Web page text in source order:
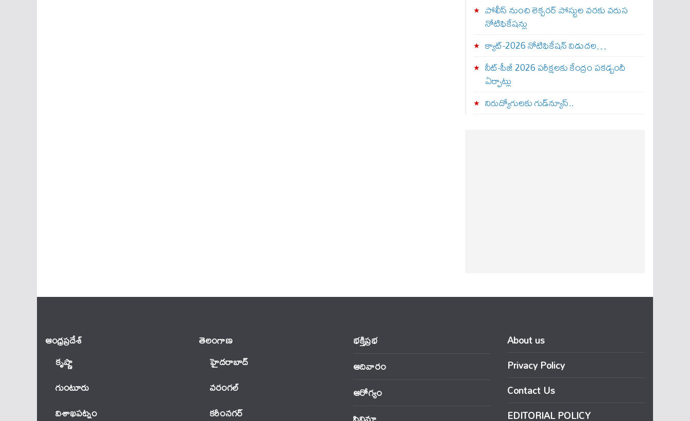
పోలీస్ నుంచి లెక్చరర్ పోస్టుల వరకు వరుస
నోటిఫికేషన్లు
క్యాట్-2026 నోటిఫికేషన్ విడుదల…
నీట్-పీజీ 2026 పరీక్షలకు కేంద్రం పకడ్బందీ
ఏర్పాట్లు
నిరుద్యోగులకు గుడ్‌న్యూస్..
ఆంధ్ర‌ప్ర‌దేశ్
కృష్ణా
గుంటూరు
విశాఖపట్నం
తెలంగాణ‌
హైదరాబాద్
వ‌రంగ‌ల్
కరీంనగర్
భక్తిప్రభ
ఆదివారం
ఆరోగ్యం
About us
Privacy Policy
Contact Us
EDITORIAL POLICY